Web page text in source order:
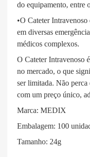
do equipamento, entre
•O Cateter
em diversas
médicos complexos.
O Cateter Intravenoso
no mercado, o que
ser limitada. Não perca
com um preço único,
Marca: MEDIX
Embalagem: 100
Tamanho: 24g